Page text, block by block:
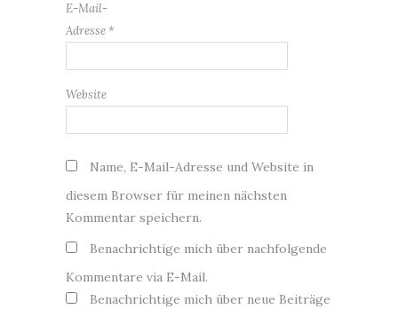
E-Mail-
Adresse *
Website
Name, E-Mail-Adresse und Website in
diesem Browser für meinen nächsten
Kommentar speichern.
Benachrichtige mich über nachfolgende
Kommentare via E-Mail.
Benachrichtige mich über neue Beiträge